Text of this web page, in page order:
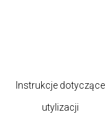
Instrukcje dotyczące
utylizacji